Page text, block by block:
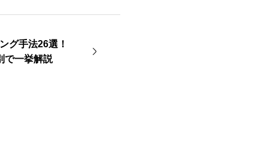
グ手法26選！
で一挙解説